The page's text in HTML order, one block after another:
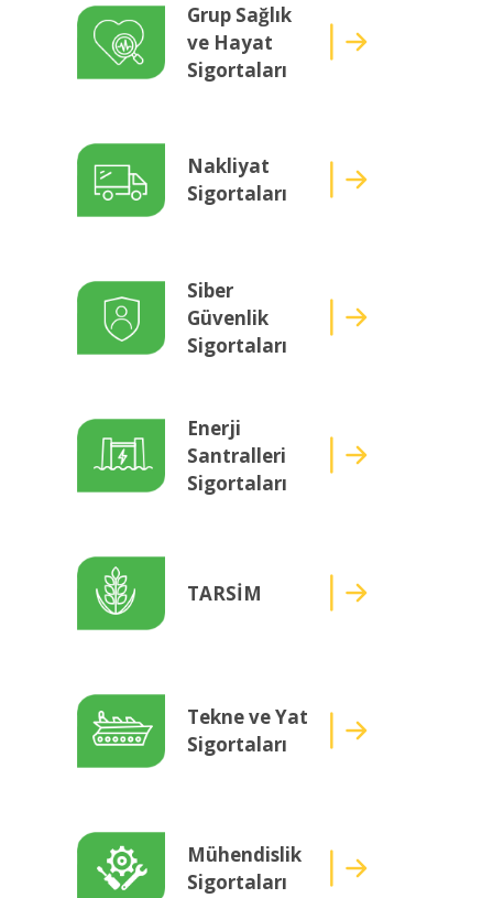
Grup Sağlık
ve Hayat
Sigortaları
Nakliyat
Sigortaları
Siber
Güvenlik
Sigortaları
Enerji
Santralleri
Sigortaları
TARSİM
Tekne ve Yat
Sigortaları
Mühendislik
Sigortaları